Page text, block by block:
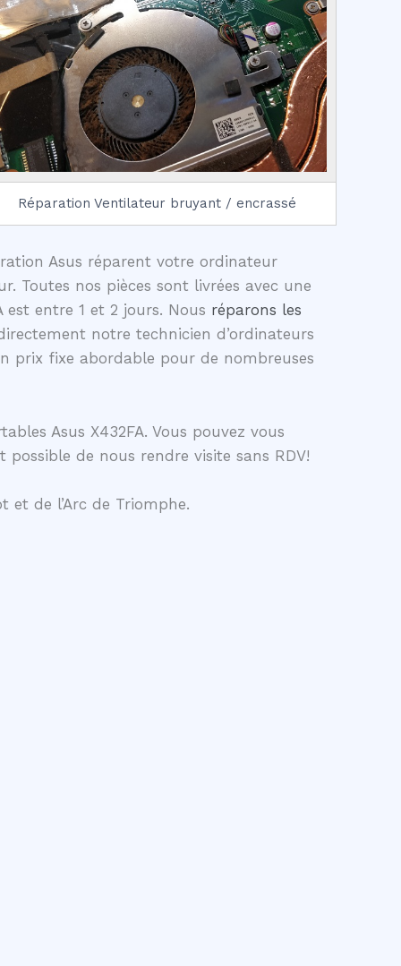
Réparation Ventilateur bruyant / encrassé
Asus réparent votre ordinateur
Toutes nos pièces sont livrées avec une
entre 1 et 2 jours. Nous réparons les
notre technicien d’ordinateurs
prix fixe abordable pour de nombreuses
Asus X432FA. Vous pouvez vous
de nous rendre visite sans RDV!
et de l’Arc de Triomphe.